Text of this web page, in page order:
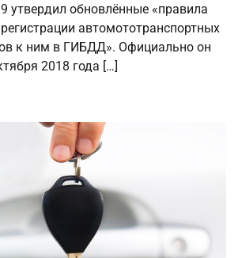
обновлённые «правила
автомототранспортных
к ним в ГИБДД». Официально он
2018 года […]